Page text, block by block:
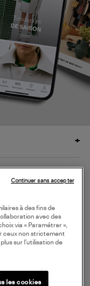
à des fins de
avec des
via « Paramétrer »,
ceux non strictement
sur l’utilisation de
les cookies
Continuer sans accepter